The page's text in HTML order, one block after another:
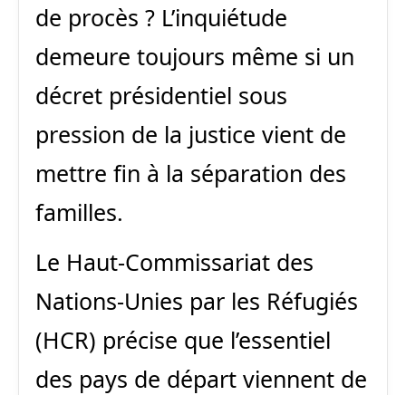
de procès ? L’inquiétude
demeure toujours même si un
décret présidentiel sous
pression de la justice vient de
mettre fin à la séparation des
familles.
Le Haut-Commissariat des
Nations-Unies par les Réfugiés
(HCR) précise que l’essentiel
des pays de départ viennent de